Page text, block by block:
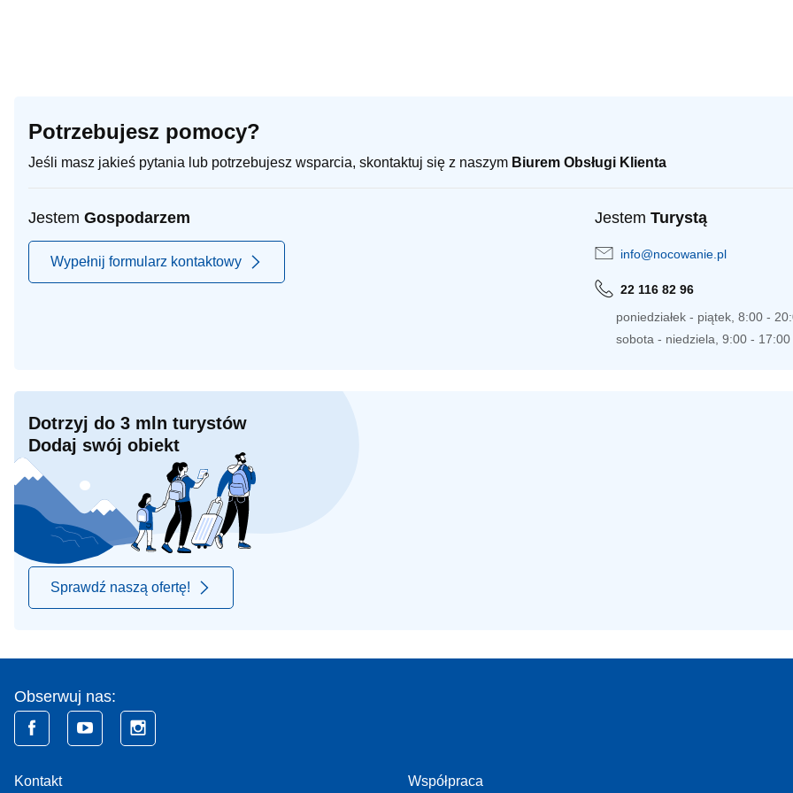
Potrzebujesz pomocy?
Jeśli masz jakieś pytania lub potrzebujesz wsparcia, skontaktuj się z naszym Biurem Obsługi Klienta
Jestem Gospodarzem
Wypełnij formularz kontaktowy
Jestem Turystą
info@nocowanie.pl
22 116 82 96
poniedziałek - piątek, 8:00 -
sobota - niedziela, 9:00 - 17:00
Dotrzyj do 3 mln turystów
Dodaj swój obiekt
Sprawdź naszą ofertę!
Obserwuj nas:
Kontakt Współpraca